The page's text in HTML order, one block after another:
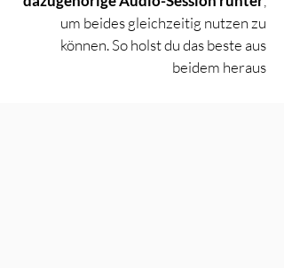
um beides gleichzeitig nutzen zu
können. So holst du das beste aus
beidem heraus